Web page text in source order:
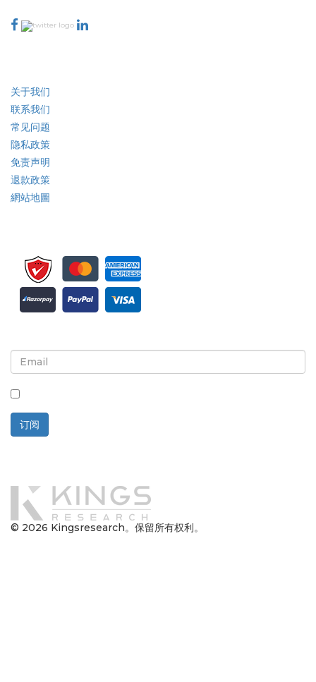
关于我们
联系我们
常见问题
隐私政策
免责声明
退款政策
網站地圖
订阅
© 2026 Kingsresearch。保留所有权利。